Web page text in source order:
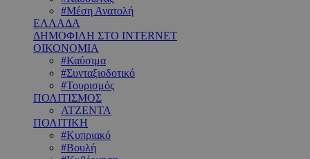
#Μέση Ανατολή
ΕΛΛΑΔΑ
ΔΗΜΟΦΙΛΗ ΣΤΟ INTERNET
ΟΙΚΟΝΟΜΙΑ
#Καύσιμα
#Συνταξιοδοτικό
#Τουρισμός
ΠΟΛΙΤΙΣΜΟΣ
ΑΤΖΕΝΤΑ
ΠΟΛΙΤΙΚΗ
#Κυπριακό
#Βουλή